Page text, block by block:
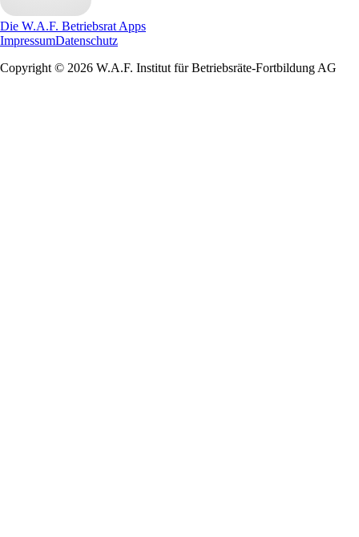
Die W.A.F. Betriebsrat Apps
ImpressumDatenschutz
Copyright © 2026 W.A.F. Institut für Betriebsräte-Fortbildung AG